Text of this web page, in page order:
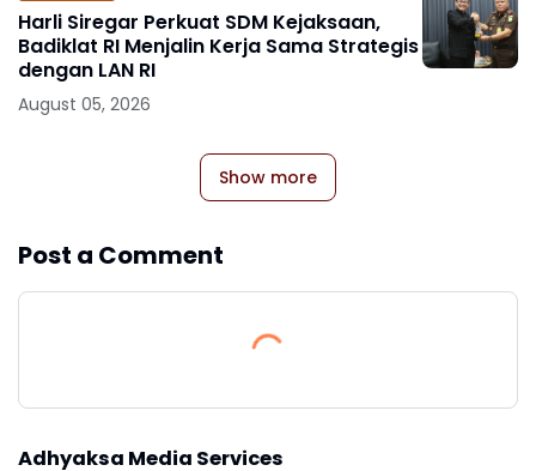
Harli Siregar Perkuat SDM Kejaksaan,
Badiklat RI Menjalin Kerja Sama Strategis
dengan LAN RI
August 05, 2026
Show more
Post a Comment
Adhyaksa Media Services